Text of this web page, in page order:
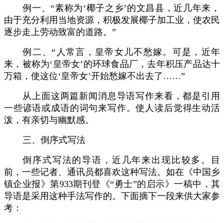
例一、“素称为‘椰子之乡’的文昌县，近几年来，
由于充分利用当地资源，积极发展椰子加工业，使农民
逐步走上劳动致富的道路。”
例二、“人常言，皇帝女儿不愁嫁。可是，近年
来，被称为‘皇帝女’的环球食品厂，去年积压产品达十
万箱，使这位‘皇帝女’开始愁嫁不出去了……”
从上面这两篇新闻消息导语写作来看，都是引用
一些谚语或成语的词句来写作。使人读后觉得生动活
泼，有亲切与幽默感。
三、倒序式写法
倒序式写法的导语，近几年来出现比较多。目
前，一些记者、通讯员都喜欢这种写法。如在《中国乡
镇企业报》第933期刊登《“勇士”的启示》一稿中，其
导语是采用这种手法写作的。下面摘下一段来供大家参
考：